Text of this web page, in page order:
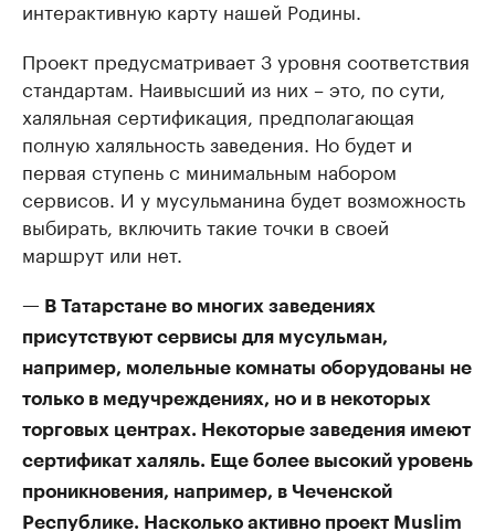
интерактивную карту нашей Родины.
Проект предусматривает 3 уровня соответствия
стандартам. Наивысший из них – это, по сути,
халяльная сертификация, предполагающая
полную халяльность заведения. Но будет и
первая ступень с минимальным набором
сервисов. И у мусульманина будет возможность
выбирать, включить такие точки в своей
маршрут или нет.
— В Татарстане во многих заведениях
присутствуют сервисы для мусульман,
например, молельные комнаты оборудованы не
только в медучреждениях, но и в некоторых
торговых центрах. Некоторые заведения имеют
сертификат халяль. Еще более высокий уровень
проникновения, например, в Чеченской
Республике. Насколько активно проект Muslim